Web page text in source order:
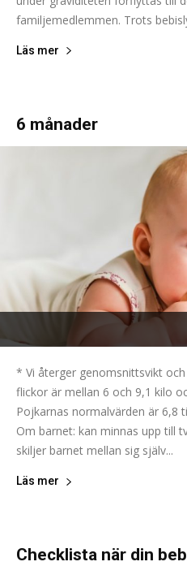
familjemedlemmen. Trots
Läs mer
6 månader
* Vi återger genomsnittsvikt
flickor är mellan 6 och 9,1 kilo
Pojkarnas normalvärden är 6,8
Om barnet: kan minnas upp till
skiljer barnet mellan sig själv...
Läs mer
Checklista när din